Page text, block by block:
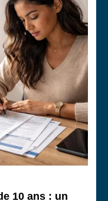
10 ans : un